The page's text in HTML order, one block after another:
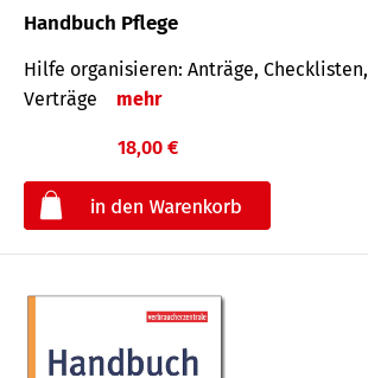
Handbuch Pflege
Hilfe organisieren: Anträge, Checklisten,
Verträge
mehr
18,00 €